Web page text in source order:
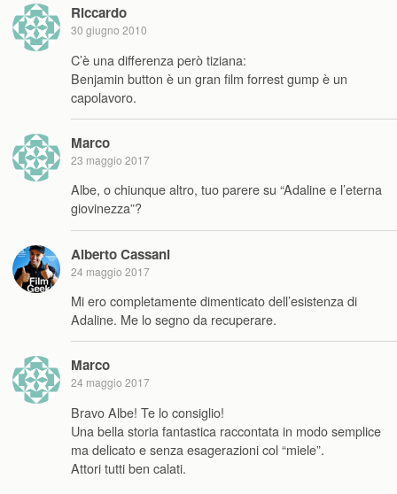
Riccardo
30 giugno 2010
C’è una differenza però tiziana:
Benjamin button è un gran film forrest gump è un
capolavoro.
Marco
23 maggio 2017
Albe, o chiunque altro, tuo parere su “Adaline e l’eterna
giovinezza”?
Alberto Cassani
24 maggio 2017
Mi ero completamente dimenticato dell’esistenza di
Adaline. Me lo segno da recuperare.
Marco
24 maggio 2017
Bravo Albe! Te lo consiglio!
Una bella storia fantastica raccontata in modo semplice
ma delicato e senza esagerazioni col “miele”.
Attori tutti ben calati.